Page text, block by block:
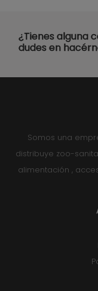
¿Tienes alguna
dudes en
Somos una
distribuye zoo-
alimentación ,